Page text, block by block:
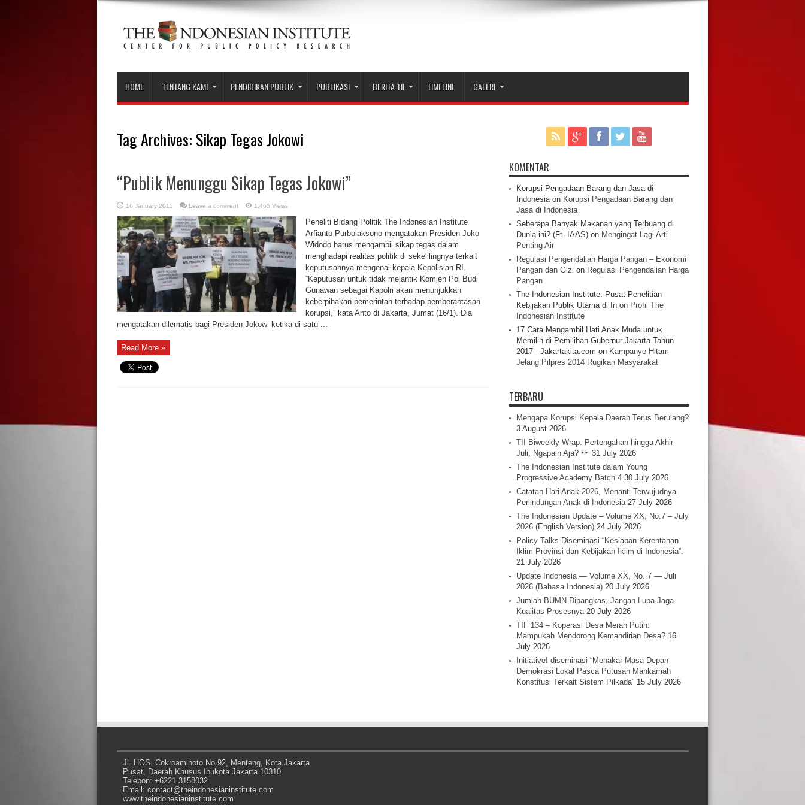
HOME TENTANG KAMI PENDIDIKAN PUBLIK PUBLIKASI BERITA TII TIMELINE GALERI
Tag Archives: Sikap Tegas Jokowi
“Publik Menunggu Sikap Tegas Jokowi”
16 January 2015 Leave a comment 1,465 Views
Peneliti Bidang Politik The Indonesian Institute
Arfianto Purbolaksono mengatakan Presiden Joko
Widodo harus mengambil sikap tegas dalam
menghadapi realitas politik di sekelilingnya terkait
keputusannya mengenai kepala Kepolisian RI.
“Keputusan untuk tidak melantik Komjen Pol Budi
Gunawan sebagai Kapolri akan menunjukkan
keberpihakan pemerintah terhadap pemberantasan
korupsi,” kata Anto di Jakarta, Jumat (16/1). Dia
mengatakan dilematis bagi Presiden Jokowi ketika di satu ...
Read More »
KOMENTAR
Korupsi Pengadaan Barang dan Jasa di
Indonesiaon Korupsi Pengadaan Barang dan
Jasa di Indonesia
Seberapa Banyak Makanan yang Terbuang di
Dunia ini? (Ft. IAAS)on Mengingat Lagi Arti
Penting Air
Regulasi Pengendalian Harga Pangan – Ekonomi
Pangan dan Gizi on Regulasi Pengendalian Harga
Pangan
The Indonesian Institute: Pusat Penelitian
Kebijakan Publik Utama di Inon Profil The
Indonesian Institute
17 Cara Mengambil Hati Anak Muda untuk
Memilih di Pemilihan Gubernur Jakarta Tahun
2017 - Jakartakita.com on Kampanye Hitam
Jelang Pilpres 2014 Rugikan Masyarakat
TERBARU
Mengapa Korupsi Kepala Daerah Terus Berulang?
3 August 2026
TII Biweekly Wrap: Pertengahan hingga Akhir
Juli, Ngapain Aja?
31 July 2026
The Indonesian Institute dalam Young
Progressive Academy Batch 4 30 July 2026
Catatan Hari Anak 2026, Menanti Terwujudnya
Perlindungan Anak di Indonesia 27 July 2026
The Indonesian Update – Volume XX, No.7 – July
2026 (English Version) 24 July 2026
Policy Talks Diseminasi “Kesiapan-Kerentanan
Iklim Provinsi dan Kebijakan Iklim di Indonesia”.
21 July 2026
Update Indonesia — Volume XX, No. 7 — Juli
2026 (Bahasa Indonesia) 20 July 2026
Jumlah BUMN Dipangkas, Jangan Lupa Jaga
Kualitas Prosesnya 20 July 2026
TIF 134 – Koperasi Desa Merah Putih:
Mampukah Mendorong Kemandirian Desa? 16
July 2026
Initiative! diseminasi “Menakar Masa Depan
Demokrasi Lokal Pasca Putusan Mahkamah
Konstitusi Terkait Sistem Pilkada” 15 July 2026
Jl. HOS. Cokroaminoto No 92, Menteng, Kota Jakarta
Pusat, Daerah Khusus Ibukota Jakarta 10310
Telepon: +6221 3158032
Email: contact@theindonesianinstitute.com
www.theindonesianinstitute.com